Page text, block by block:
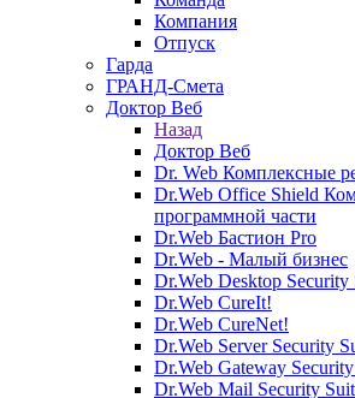
Компания
Отпуск
Гарда
ГРАНД-Смета
Доктор Веб
Назад
Доктор Веб
Dr. Web Комплексные
Dr.Web Office Shield
программной части
Dr.Web Бастион Pro
Dr.Web - Малый бизнес
Dr.Web Desktop Security
Dr.Web CureIt!
Dr.Web CureNet!
Dr.Web Server Security
Dr.Web Gateway
Dr.Web Mail Security